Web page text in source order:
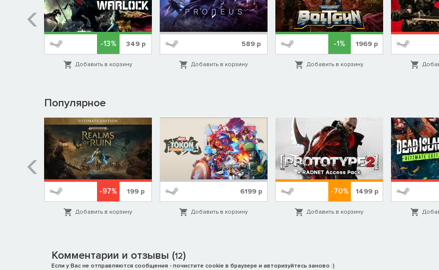
-13% 349р
Добавить в корзину
589 р
Добавить в корзину
-1% 1969 р
Добавить в корзину
Популярное
-97% 199р
Добавить в корзину
6199 р
Добавить в корзину
-70% 1499р
Добавить в корзину
Комментарии и отзывы (12)
Если у Вас не отправляются сообщения - почистите cookie в браузере и авторизуйтесь заново :)